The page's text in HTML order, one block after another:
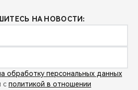
НА НОВОСТИ:
обработку персональных данных
с политикой в отношении